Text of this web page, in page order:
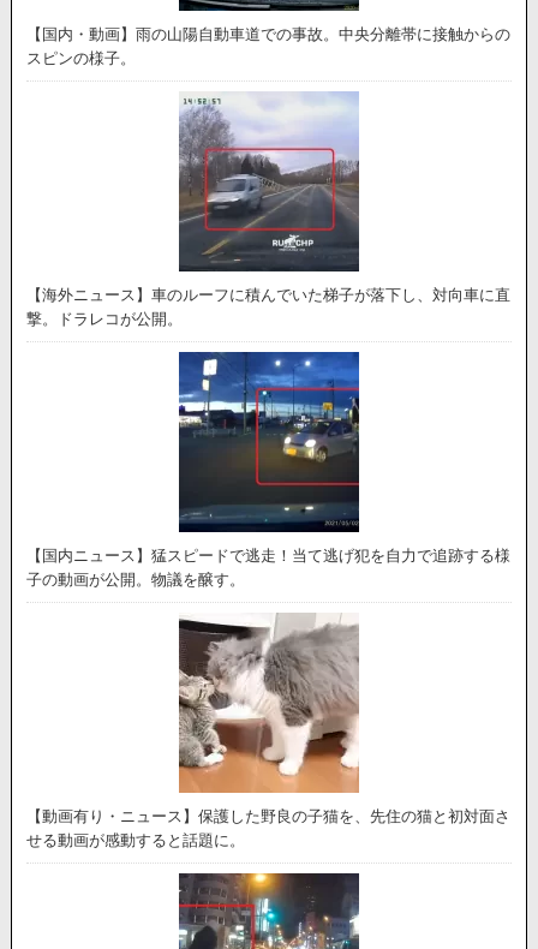
【国内・動画】雨の山陽自動車道での事故。中央分離帯に接触からの
スピンの様子。
【海外ニュース】車のルーフに積んでいた梯子が落下し、対向車に直
撃。ドラレコが公開。
【国内ニュース】猛スピードで逃走！当て逃げ犯を自力で追跡する様
子の動画が公開。物議を醸す。
【動画有り・ニュース】保護した野良の子猫を、先住の猫と初対面さ
せる動画が感動すると話題に。